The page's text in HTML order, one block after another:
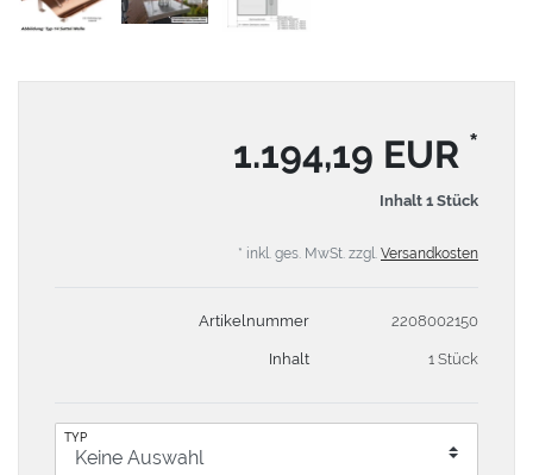
1.194,19 EUR *
Inhalt 1 Stück
* inkl. ges. MwSt. zzgl. Versandkosten
Artikelnummer 2208002150
Inhalt 1 Stück
TYP